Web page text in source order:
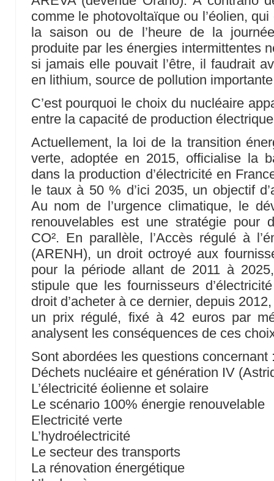
comme le photovoltaïque ou l’éolien,
la saison ou de l’heure de la
produite par les énergies intermittentes
si jamais elle pouvait l’être, il faudrait
en lithium, source de pollution
C’est pourquoi le choix du nucléaire
entre la capacité de production
Actuellement, la loi de la transition
verte, adoptée en 2015, officialise la
dans la production d’électricité en
le taux à 50 % d’ici 2035, un objectif
Au nom de l’urgence climatique, le
renouvelables est une stratégie pour
CO². En parallèle, l’Accès régulé à
(ARENH), un droit octroyé aux
pour la période allant de 2011 à
stipule que les fournisseurs
droit d’acheter à ce dernier, depuis
un prix régulé, fixé à 42 euros par
analysent les conséquences de ces
Sont abordées les questions concernant
Déchets nucléaire et génération IV
L’électricité éolienne et solaire
Le scénario 100% énergie renouvelable
Electricité verte
L’hydroélectricité
Le secteur des transports
La rénovation énergétique